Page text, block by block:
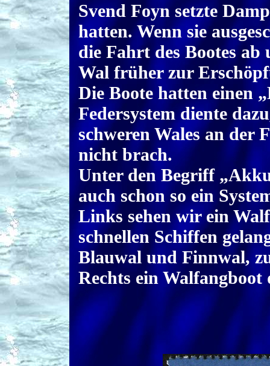
Svend Foyn setzte
hatten. Wenn sie
die Fahrt des Bootes ab
Wal früher zur
Die Boote hatten einen
Federsystem diente
schweren Wales an der
nicht brach.
Unter den Begriff
auch schon so ein
Links sehen wir ein
schnellen Schiffen
Blauwal und Finnwal,
Rechts ein